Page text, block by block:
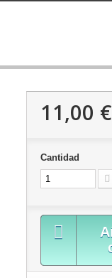
11,00 €
Cantidad